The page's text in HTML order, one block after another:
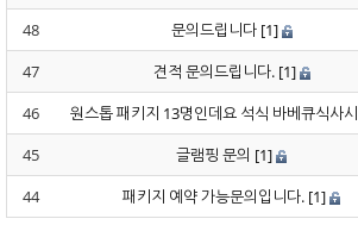
48
문의드립니다 [1]
47
견적 문의드립니다. [1]
46
원스톱 패키지 13명인데요 석식 바베큐식사시
45
글램핑 문의 [1]
44
패키지 예약 가능문의입니다. [1]